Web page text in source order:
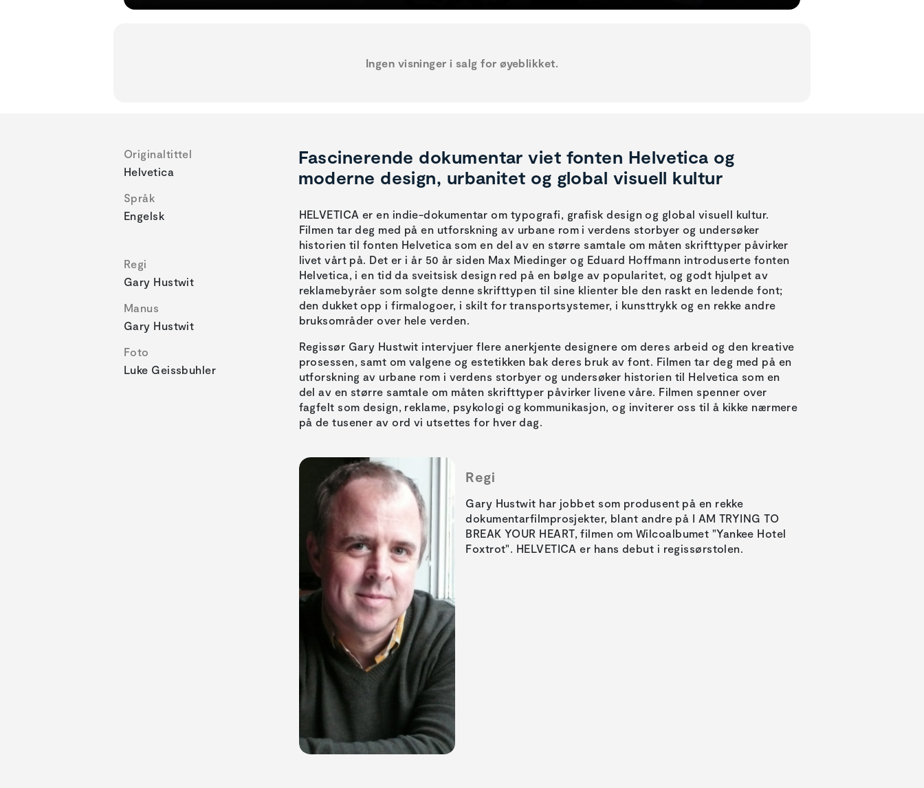
Ingen visninger i salg for øyeblikket.
Originaltittel
Helvetica
Språk
Engelsk
Regi
Gary Hustwit
Manus
Gary Hustwit
Foto
Luke Geissbuhler
Fascinerende dokumentar viet fonten Helvetica og
moderne design, urbanitet og global visuell kultur
HELVETICA er en indie-dokumentar om typografi, grafisk design og global visuell kultur.
Filmen tar deg med på en utforskning av urbane rom i verdens storbyer og undersøker
historien til fonten Helvetica som en del av en større samtale om måten skrifttyper påvirker
livet vårt på. Det er i år 50 år siden Max Miedinger og Eduard Hoffmann introduserte fonten
Helvetica, i en tid da sveitsisk design red på en bølge av popularitet, og godt hjulpet av
reklamebyråer som solgte denne skrifttypen til sine klienter ble den raskt en ledende font;
den dukket opp i firmalogoer, i skilt for transportsystemer, i kunsttrykk og en rekke andre
bruksområder over hele verden.
Regissør Gary Hustwit intervjuer flere anerkjente designere om deres arbeid og den kreative
prosessen, samt om valgene og estetikken bak deres bruk av font. Filmen tar deg med på en
utforskning av urbane rom i verdens storbyer og undersøker historien til Helvetica som en
del av en større samtale om måten skrifttyper påvirker livene våre. Filmen spenner over
fagfelt som design, reklame, psykologi og kommunikasjon, og inviterer oss til å kikke nærmere
på de tusener av ord vi utsettes for hver dag.
Regi
Gary Hustwit har jobbet som produsent på en rekke
dokumentarfilmprosjekter, blant andre på I AM TRYING TO
BREAK YOUR HEART, filmen om Wilcoalbumet "Yankee Hotel
Foxtrot". HELVETICA er hans debut i regissørstolen.